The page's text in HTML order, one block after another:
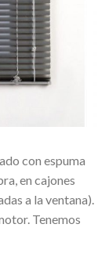
con espuma
en cajones
a la ventana).
Tenemos